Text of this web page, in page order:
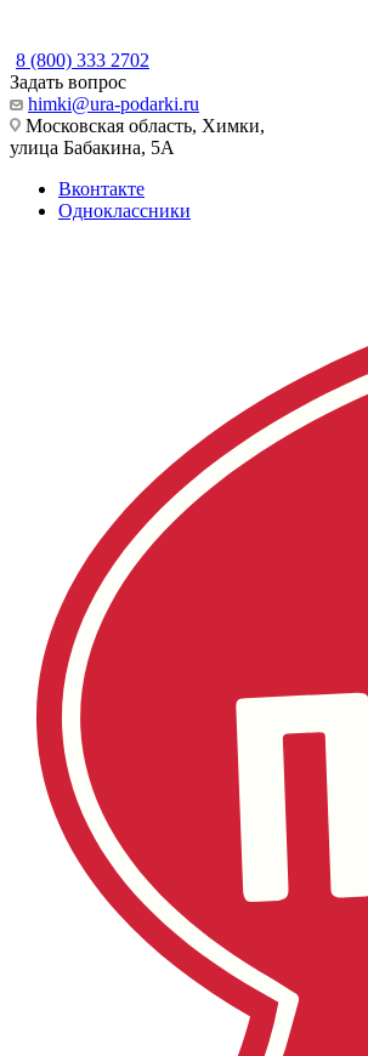
8 (800) 333 2702
Задать вопрос
himki@ura-podarki.ru
Московская область, Химки,
улица Бабакина, 5А
Вконтакте
Одноклассники